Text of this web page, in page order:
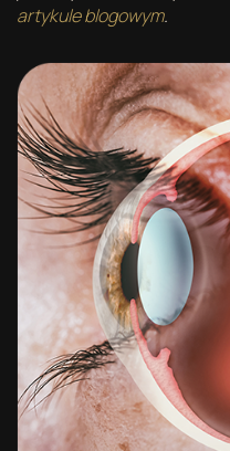
artykule blogowym.